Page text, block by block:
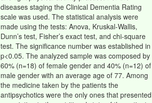
diseases staging the Clinical Dementia Rating
scale was used. The statistical analysis were
made using the tests: Anova, Kruskal-Wallis,
Dunn’s test, Fisher’s exact test, and chi-square
test. The significance number was established in
p<0.05. The analyzed sample was composed by
60% (n=18) of female gender and 40% (n=12) of
male gender with an average age of 77. Among
the medicine taken by the patients the
antipsychotics were the only ones that presented